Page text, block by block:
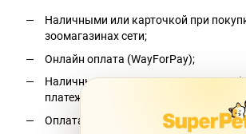
Наличными или карточкой при
зоомагазинах сети;
Онлайн оплата (WayForPay);
Наличными при получении на почте
платеж);*
Оплата по реквизитам.